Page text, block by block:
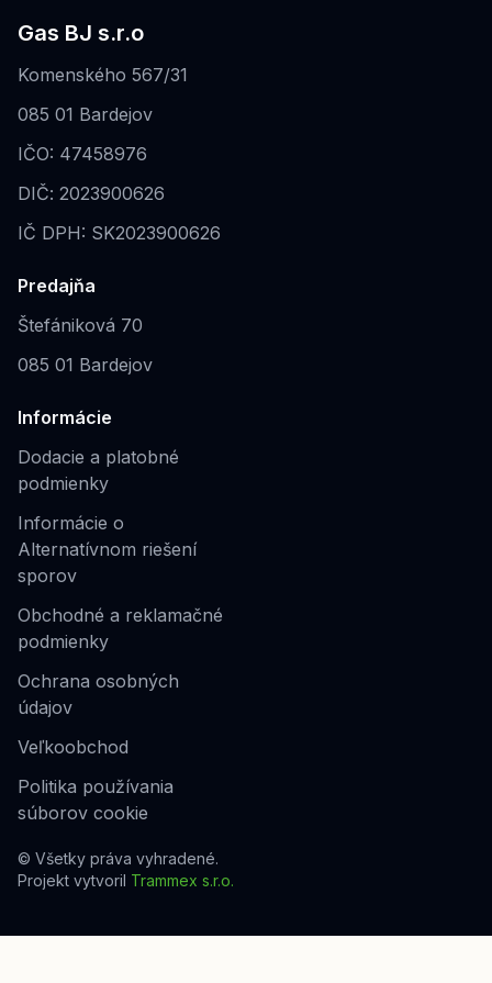
Gas BJ s.r.o
Komenského 567/31
085 01 Bardejov
IČO: 47458976
DIČ: 2023900626
IČ DPH: SK2023900626
Predajňa
Štefániková 70
085 01 Bardejov
Informácie
Dodacie a platobné
podmienky
Informácie o
Alternatívnom riešení
sporov
Obchodné a reklamačné
podmienky
Ochrana osobných
údajov
Veľkoobchod
Politika používania
súborov cookie
© Všetky práva vyhradené.
Projekt vytvoril Trammex s.r.o.